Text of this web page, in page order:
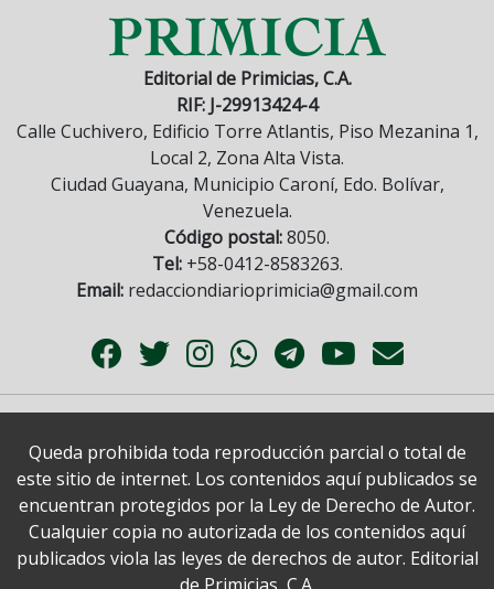
Editorial de Primicias, C.A.
RIF: J-29913424-4
Calle Cuchivero, Edificio Torre Atlantis, Piso Mezanina 1,
Local 2, Zona Alta Vista.
Ciudad Guayana, Municipio Caroní, Edo. Bolívar,
Venezuela.
Código postal:8050.
Tel:+58-0412-8583263.
Email: redacciondiarioprimicia@gmail.com
Queda prohibida toda reproducción parcial o total de
este sitio de internet. Los contenidos aquí publicados se
encuentran protegidos por la Ley de Derecho de Autor.
Cualquier copia no autorizada de los contenidos aquí
publicados viola las leyes de derechos de autor. Editorial